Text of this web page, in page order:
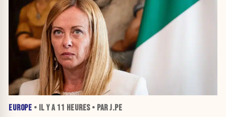
EUROPE • IL Y A 11 HEURES• PAR J.PE